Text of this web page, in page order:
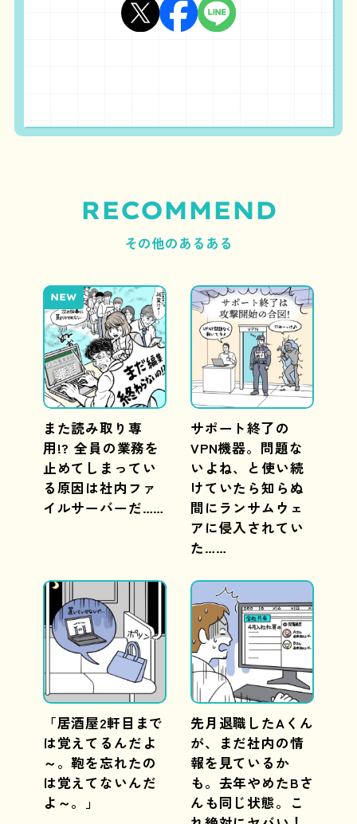
RECOMMEND
その他のあるある
NEW
また読み取り専
用!? 全員の業務を
止めてしまってい
る原因は社内ファ
イルサーバーだ……
サポート終了の
VPN機器。問題な
いよね、と使い続
けていたら知らぬ
間にランサムウェ
アに侵入されてい
た……
「居酒屋2軒目まで
は覚えてるんだよ
～。鞄を忘れたの
は覚えてないんだ
よ～。」
先月退職したAくん
が、まだ社内の情
報を見ているか
も。去年やめたBさ
んも同じ状態。こ